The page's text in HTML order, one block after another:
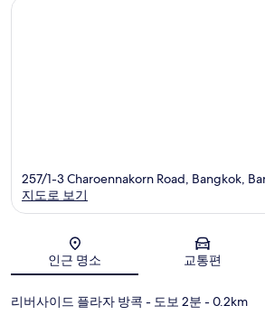
지도
257/1-3 Charoennakorn Road, Bangkok,
지도로 보기
인근 명소 교통편
리버사이드 플라자 방콕 - 도보 2분 - 0.2km